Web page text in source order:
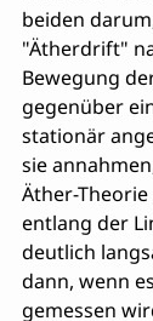
beiden
"Ätherdrift"
Bewegung
gegenüber
stationär
sie
Äther-
entlang der
deutlich
dann, wenn
gemessen